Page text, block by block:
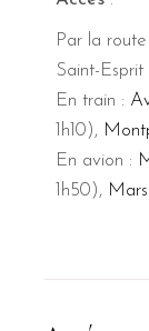
Par la
Saint-
En train :
1h10),
En avion :
1h50),